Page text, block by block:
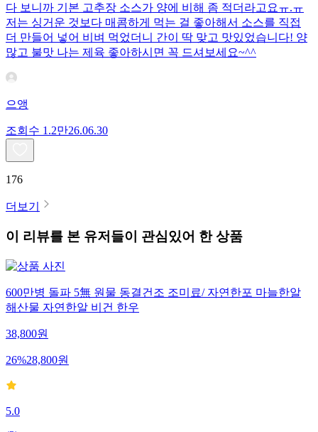
다 보니까 기본 고추장 소스가 양에 비해 좀 적더라고요ㅠ.ㅠ
저는 싱거운 것보다 매콤하게 먹는 걸 좋아해서 소스를 직접
더 만들어 넣어 비벼 먹었더니 간이 딱 맞고 맛있었습니다! 양
많고 불맛 나는 제육 좋아하시면 꼭 드셔보세요~^^
으앵
조회수 1.2만26.06.30
176
더보기
이 리뷰를 본 유저들이 관심있어 한 상품
600만병 돌파 5無 원물 동결건조 조미료/ 자연한포 마늘한알
해산물 자연한알 비건 한우
38,800원
26%28,800원
5.0